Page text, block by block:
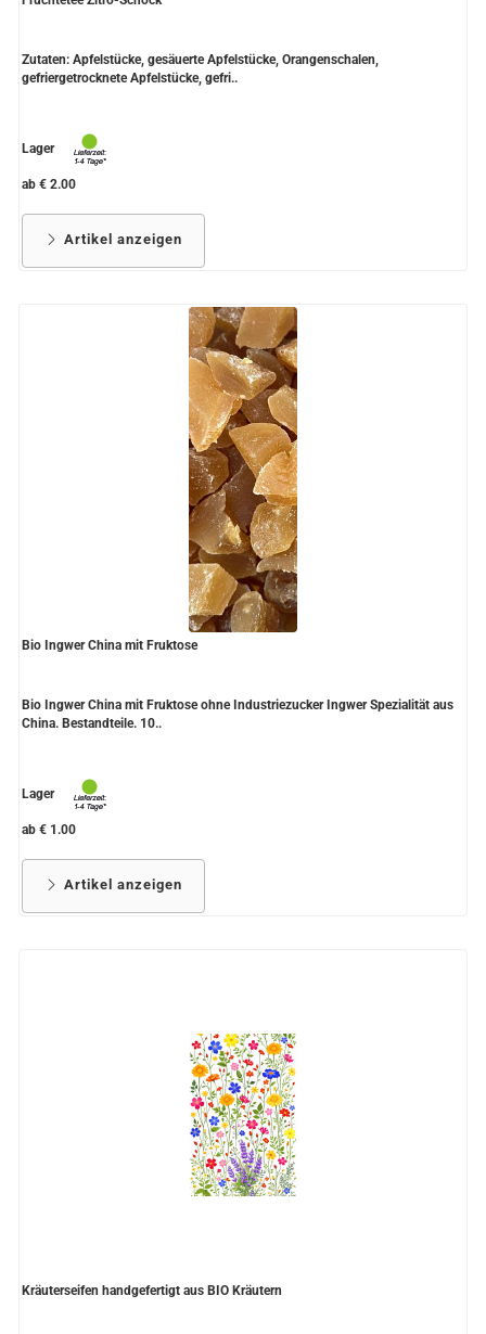
Zutaten: Apfelstücke, gesäuerte Apfelstücke, Orangenschalen,
gefriergetrocknete Apfelstücke, gefri..
Lager
ab € 2.00
Artikel anzeigen
Bio Ingwer China mit Fruktose
Bio Ingwer China mit Fruktose ohne Industriezucker Ingwer Spezialität aus
China. Bestandteile. 10..
Lager
ab € 1.00
Artikel anzeigen
Kräuterseifen handgefertigt aus BIO Kräutern